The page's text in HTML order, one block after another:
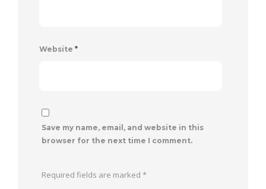
Website *
Save my name, email, and website in this
browser for the next time I comment.
Required fields are marked *